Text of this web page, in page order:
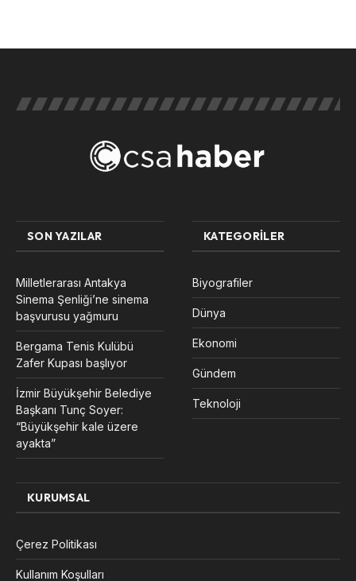
SON YAZILAR
Milletlerarası Antakya
Sinema Şenliği’ne sinema
başvurusu yağmuru
Bergama Tenis Kulübü
Zafer Kupası başlıyor
İzmir Büyükşehir Belediye
Başkanı Tunç Soyer:
“Büyükşehir kale üzere
ayakta”
KATEGORILER
Biyografiler
Dünya
Ekonomi
Gündem
Teknoloji
KURUMSAL
Çerez Politikası
Kullanım Koşulları